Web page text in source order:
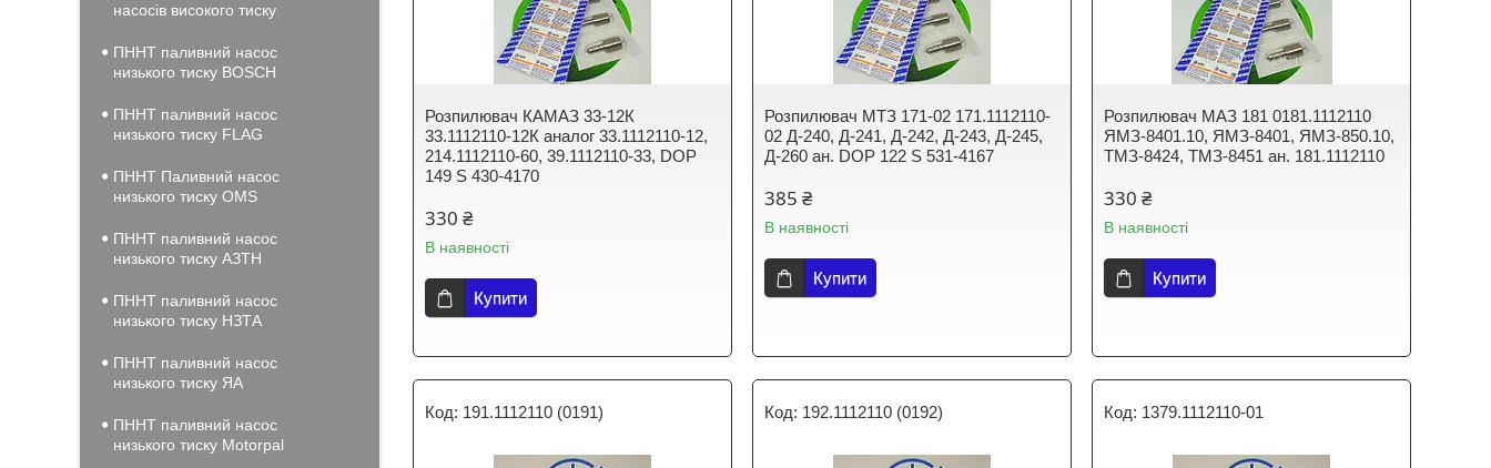
Розпилювач КАМАЗ 33-12К
33.1112110-12К аналог 33.1112110-12,
214.1112110-60, 39.1112110-33, DOP
149 S 430-4170
330 ₴
В наявності
Купити
Розпилювач МТЗ 171-02 171.1112110-
02 Д-240, Д-241, Д-242, Д-243, Д-245,
Д-260 ан. DOP 122 S 531-4167
385 ₴
В наявності
Купити
Розпилювач МАЗ 181 0181.1112110
ЯМЗ-8401.10, ЯМЗ-8401, ЯМЗ-850.10,
ТМЗ-8424, ТМЗ-8451 ан. 181.1112110
330 ₴
В наявності
Купити
191.1112110 (0191) 192.1112110 (0192) 1379.1112110-01
насосів високого тиску
ПННТ паливний насос
низького тиску BOSCH
ПННТ паливний насос
низького тиску FLAG
ПННТ Паливний насос
низького тиску OMS
ПННТ паливний насос
низького тиску АЗТН
ПННТ паливний насос
низького тиску НЗТА
ПННТ паливний насос
низького тиску ЯА
ПННТ паливний насос
низького тиску Motorpal